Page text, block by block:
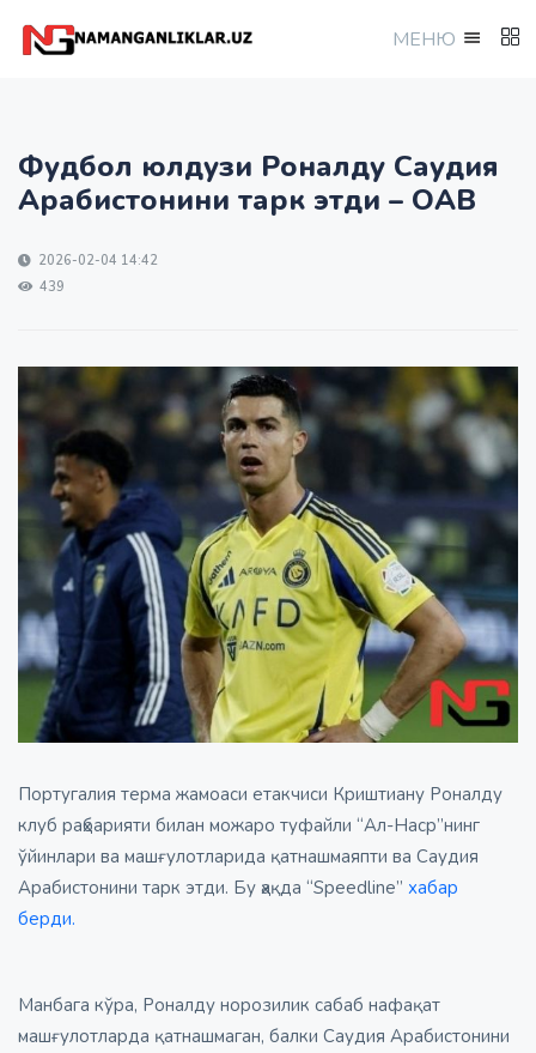
МEНЮ
Фудбол юлдузи Роналду Саудия
Арабистонини тарк этди – ОАВ
2026-02-04 14:42
439
Португалия терма жамоаси етакчиси Криштиану Роналду
клуб раҳбарияти билан можаро туфайли “Ал-Наср”нинг
ўйинлари ва машғулотларида қатнашмаяпти ва Саудия
Арабистонини тарк этди. Бу ҳақда “Speedline” хабар
берди.
Манбага кўра, Роналду норозилик сабаб нафақат
машғулотларда қатнашмаган, балки Саудия Арабистонини